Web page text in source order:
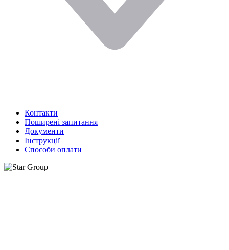
Контакти
Поширені запитання
Документи
Інструкції
Способи оплати